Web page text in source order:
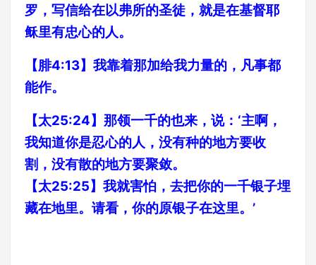
罗，写信给在以弗所的圣徒，就是在基督耶
稣里有忠心的人。
【腓4:13】我靠着那加给我力量的，凡事都
能作。
【太25:24】那领一千的也来，说：‘主啊，
我知道你是忍心的人，没有种的地方要收
割，没有散的地方要聚敛。
【太25:25】我就害怕，去把你的一千银子埋
藏在地里。请看，你的原银子在这里。’